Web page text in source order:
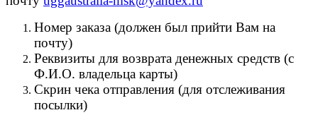
Номер заказа (должен был прийти Вам на
почту)
Реквизиты для возврата денежных средств (с
Ф.И.О. владельца карты)
Скрин чека отправления (для отслеживания
посылки)